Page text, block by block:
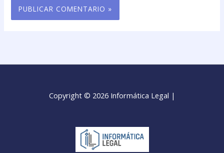
Copyright © 2026 Informática Legal |